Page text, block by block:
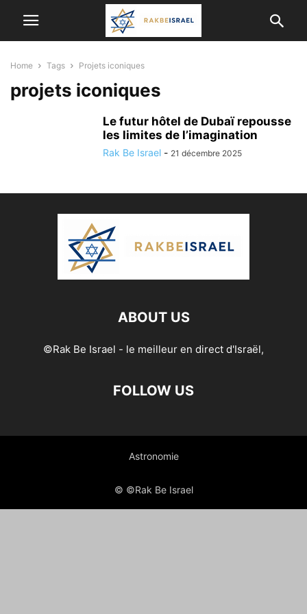
Home Tags Projets iconiques
projets iconiques
Le futur hôtel de Dubaï repousse
les limites de l’imagination
Rak Be Israel - 21 décembre 2025
ABOUT US
©Rak Be Israel - le meilleur en direct d'Israël,
FOLLOW US
Astronomie
© ©Rak Be Israel